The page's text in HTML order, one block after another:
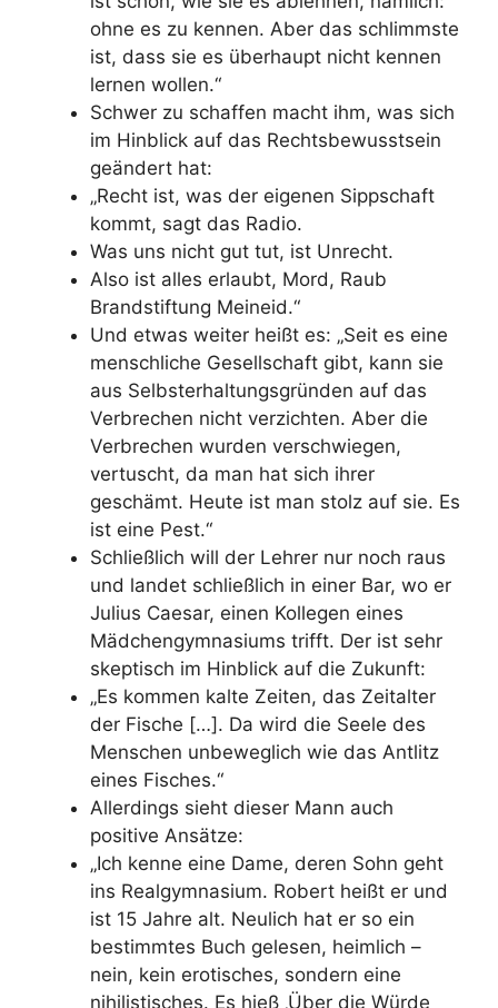
ohne es zu kennen. Aber das schlimmste
ist, dass sie es überhaupt nicht kennen
lernen wollen.“
Schwer zu schaffen macht ihm, was sich
im Hinblick auf das Rechtsbewusstsein
geändert hat:
„Recht ist, was der eigenen Sippschaft
kommt, sagt das Radio.
Was uns nicht gut tut, ist Unrecht.
Also ist alles erlaubt, Mord, Raub
Brandstiftung Meineid.“
Und etwas weiter heißt es: „Seit es eine
menschliche Gesellschaft gibt, kann sie
aus Selbsterhaltungsgründen auf das
Verbrechen nicht verzichten. Aber die
Verbrechen wurden verschwiegen,
vertuscht, da man hat sich ihrer
geschämt. Heute ist man stolz auf sie. Es
ist eine Pest.“
Schließlich will der Lehrer nur noch raus
und landet schließlich in einer Bar, wo er
Julius Caesar, einen Kollegen eines
Mädchengymnasiums trifft. Der ist sehr
skeptisch im Hinblick auf die Zukunft:
„Es kommen kalte Zeiten, das Zeitalter
der Fische […]. Da wird die Seele des
Menschen unbeweglich wie das Antlitz
eines Fisches.“
Allerdings sieht dieser Mann auch
positive Ansätze:
„Ich kenne eine Dame, deren Sohn geht
ins Realgymnasium. Robert heißt er und
ist 15 Jahre alt. Neulich hat er so ein
bestimmtes Buch gelesen, heimlich –
nein, kein erotisches, sondern eine
nihilistisches. Es hieß ‚Über die Würde